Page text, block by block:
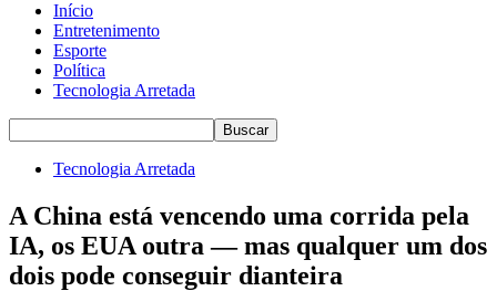
Início
Entretenimento
Esporte
Política
Tecnologia Arretada
Tecnologia Arretada
A China está vencendo uma corrida pela
IA, os EUA outra — mas qualquer um dos
dois pode conseguir dianteira